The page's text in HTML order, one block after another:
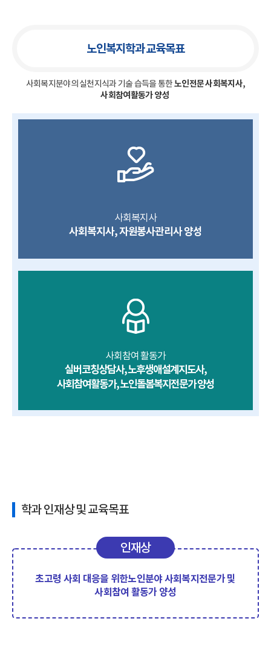
노인복지학과 교육목표
사회복지분야의 실천지식과 기술 습득을 통한노인전문 사회복지사,
사회참여활동가 양성
사회복지사
사회복지사, 자원봉사관리사 양성
사회참여 활동가
실버코칭상담사, 노후생애설계지도사,
사회참여활동가, 노인돌봄복지전문가 양성
학과 인재상 및 교육목표
인재상
초고령 사회 대응을 위한노인분야 사회복지전문가 및
사회참여 활동가 양성